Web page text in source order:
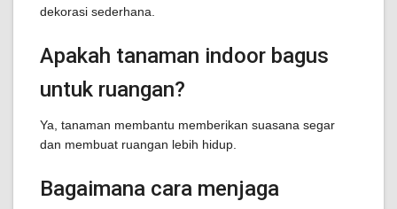
dekorasi sederhana.
Apakah tanaman indoor bagus
untuk ruangan?
Ya, tanaman membantu memberikan suasana segar
dan membuat ruangan lebih hidup.
Bagaimana cara menjaga